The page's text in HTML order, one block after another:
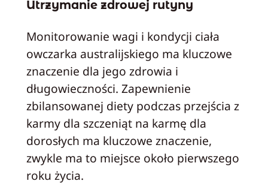
Utrzymanie zdrowej rutyny
Monitorowanie wagi i kondycji ciała
owczarka australijskiego ma kluczowe
znaczenie dla jego zdrowia i
długowieczności. Zapewnienie
zbilansowanej diety podczas przejścia z
karmy dla szczeniąt na karmę dla
dorosłych ma kluczowe znaczenie,
zwykle ma to miejsce około pierwszego
roku życia.